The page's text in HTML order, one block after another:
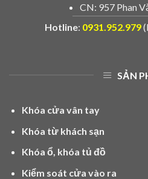
CN: 957 Phan
Hotline: 0931.952.979
SẢN
Khóa cửa vân tay
Khóa từ khách sạn
Khóa ổ, khóa tủ đồ
Kiểm soát cửa vào ra